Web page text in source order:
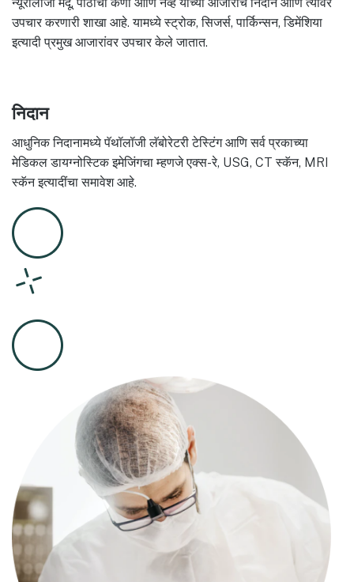
उपचार करणारी शाखा आहे. यामध्ये स्ट्रोक, सिजर्स, पार्किन्सन, डिमेंशिया
इत्यादी प्रमुख आजारांवर उपचार केले जातात.
निदान
आधुनिक निदानामध्ये पॅथॉलॉजी लॅबोरेटरी टेस्टिंग आणि सर्व प्रकाच्या
मेडिकल डायग्नोस्टिक इमेजिंगचा म्हणजे एक्स-रे, USG, CT स्कॅन, MRI
स्कॅन इत्यादींचा समावेश आहे.